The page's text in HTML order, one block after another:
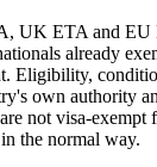
UK ETA and EU
already
Eligibility,
own authority
not visa-exempt
the normal way.